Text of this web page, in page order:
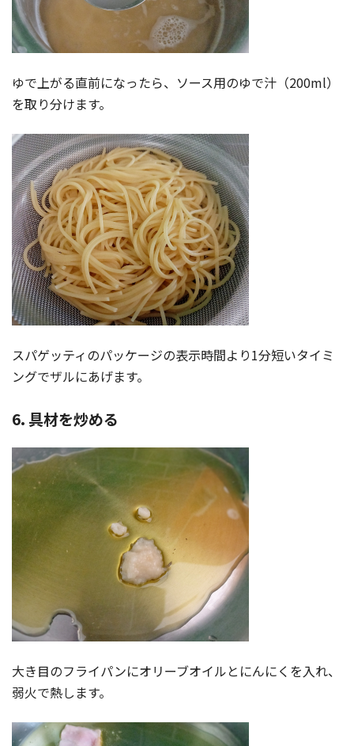
ゆで上がる直前になったら、ソース用のゆで汁（200ml）
を取り分けます。
スパゲッティのパッケージの表示時間より1分短いタイミ
ングでザルにあげます。
6. 具材を炒める
大き目のフライパンにオリーブオイルとにんにくを入れ、
弱火で熱します。